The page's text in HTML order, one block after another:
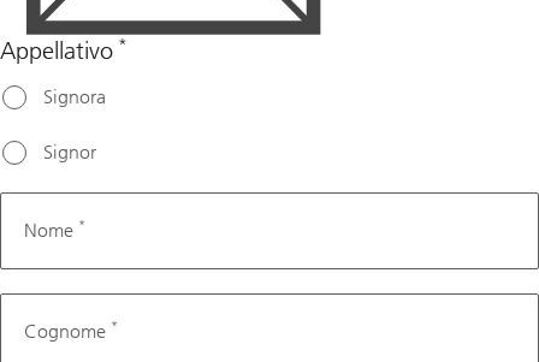
Appellativo *
Signora
Signor
Nome *
Cognome *